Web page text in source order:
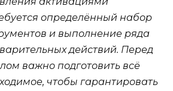
определённый набор
и выполнение ряда
действий. Перед
важно подготовить всё
чтобы гарантировать